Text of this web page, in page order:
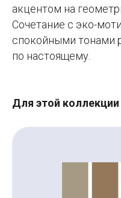
акцентом на
Сочетание с эко-
спокойными тонами
по настоящему.
Для этой